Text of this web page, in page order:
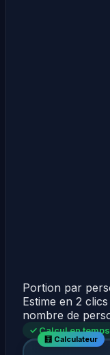
Portion par
Estime en 2
nombre de
✓ Calcul en